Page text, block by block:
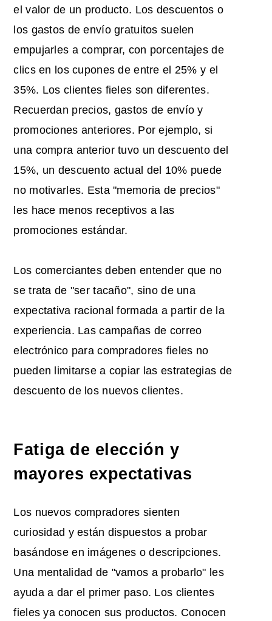
el valor de un producto. Los descuentos o
los gastos de envío gratuitos suelen
empujarles a comprar, con porcentajes de
clics en los cupones de entre el 25% y el
35%. Los clientes fieles son diferentes.
Recuerdan precios, gastos de envío y
promociones anteriores. Por ejemplo, si
una compra anterior tuvo un descuento del
15%, un descuento actual del 10% puede
no motivarles. Esta "memoria de precios"
les hace menos receptivos a las
promociones estándar.
Los comerciantes deben entender que no
se trata de "ser tacaño", sino de una
expectativa racional formada a partir de la
experiencia. Las campañas de correo
electrónico para compradores fieles no
pueden limitarse a copiar las estrategias de
descuento de los nuevos clientes.
Fatiga de elección y
mayores expectativas
Los nuevos compradores sienten
curiosidad y están dispuestos a probar
basándose en imágenes o descripciones.
Una mentalidad de "vamos a probarlo" les
ayuda a dar el primer paso. Los clientes
fieles ya conocen sus productos. Conocen